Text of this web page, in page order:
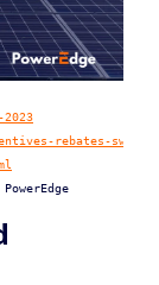
rebates-